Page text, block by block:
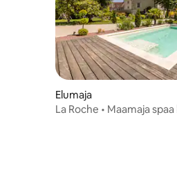
Elumaja
La Roche • Maamaja